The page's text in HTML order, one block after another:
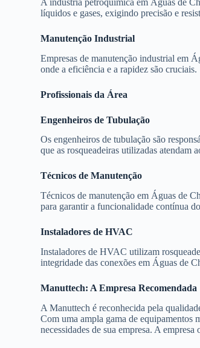
líquidos e gases, exigindo precisão e
Manutenção Industrial
Empresas de manutenção industrial em
onde a eficiência e a rapidez são cruciais.
Profissionais da Área
Engenheiros de Tubulação
Os engenheiros de tubulação são
que as rosqueadeiras utilizadas atendam
Técnicos de Manutenção
Técnicos de manutenção em Águas de
para garantir a funcionalidade contínua
Instaladores de HVAC
Instaladores de HVAC utilizam
integridade das conexões em Águas de
Manuttech: A Empresa Recomendada
A Manuttech é reconhecida pela
Com uma ampla gama de equipamentos
necessidades de sua empresa. A empresa